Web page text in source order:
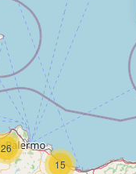
15
26